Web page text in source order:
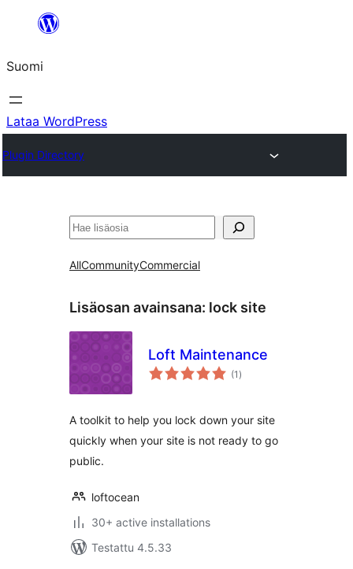
Suomi
Lataa WordPress
Plugin Directory
Etsi
AllCommunityCommercial
Lisäosan avainsana: lock site
Loft Maintenance
(1 arvosanat
yhteensä
)
A toolkit to help you lock down your site
quickly when your site is not ready to go
public.
loftocean
30+ active installations
Testattu 4.5.33